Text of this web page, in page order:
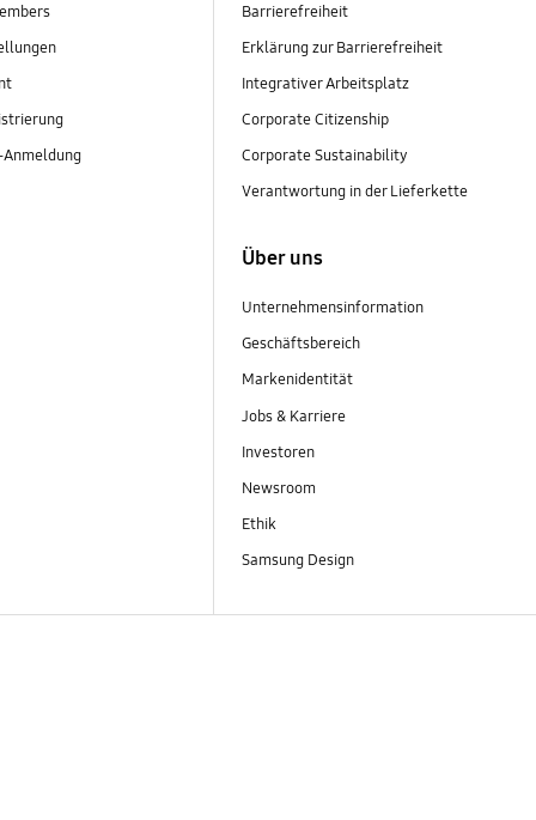
Barrierefreiheit
Erklärung zur Barrierefreiheit
Integrativer Arbeitsplatz
Corporate Citizenship
Corporate Sustainability
Verantwortung in der Lieferkette
Über uns
Unternehmensinformation
Geschäftsbereich
Markenidentität
Jobs & Karriere
Investoren
Newsroom
Ethik
Samsung Design